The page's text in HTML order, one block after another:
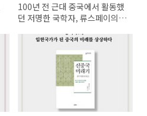
100년 전 근대 중국에서 활동했
던 저명한 국학자, 류스페이의
선집(劉師培 思想選集)』